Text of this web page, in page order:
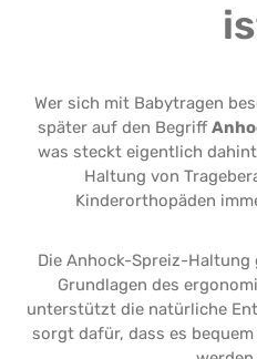
Wer sich mit Babytragen
später auf den Begriff
was steckt eigentlich
Haltung von
Kinderorthopäden
Die Anhock-Spreiz-
Grundlagen des
unterstützt die natürliche
sorgt dafür, dass es